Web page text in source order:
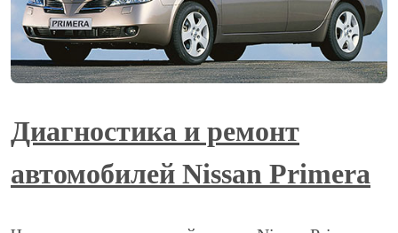
Диагностика и ремонт
автомобилей Nissan Primera